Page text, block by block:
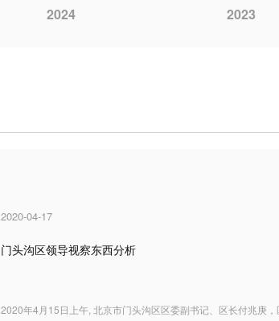
2024 2023
2020-04-17
门头沟区领导视察东西分析
2020年4月15日上午, 北京市门头沟区区委副书记、区长付兆庚